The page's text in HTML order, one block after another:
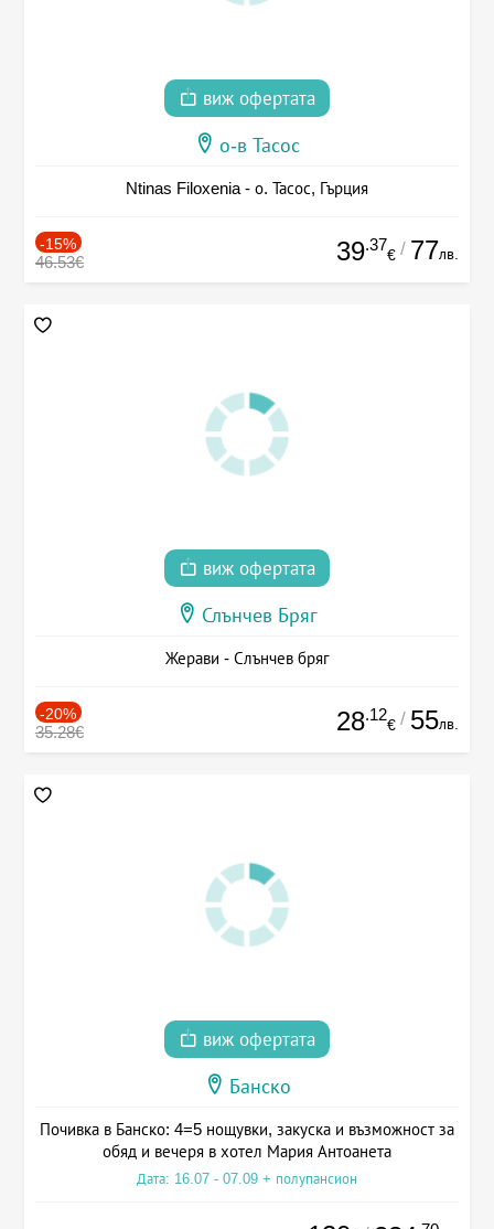
виж офертата
о-в Тасос
Ntinas Filoxenia - о. Тасос, Гърция
-15%
46.53€ 39.37
€ / 77лв.
виж офертата
Слънчев Бряг
Жерави - Слънчев бряг
-20%
35.28€ 28.12
€ / 55лв.
виж офертата
Банско
Почивка в Банско: 4=5 нощувки, закуска и възможност за
обяд и вечеря в хотел Мария Антоанета
Дата: 16.07 - 07.09 + полупансион